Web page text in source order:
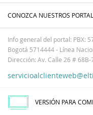
CONOZCA NUESTROS
Info general del portal: PBX:
Bogotá 5714444 - Línea
Dirección: Av. Calle 26 # 68B-
VERSIÓN PARA